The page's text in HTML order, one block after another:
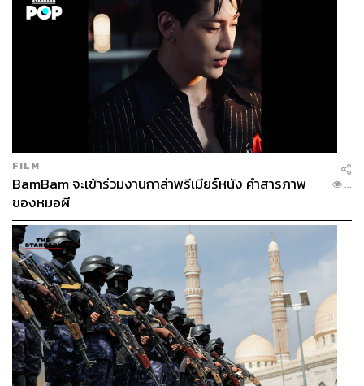
FILM
BamBam จะเข้าร่วมงานกาล่าพรีเมียร์หนัง คำสารภาพ
ของหมอผี
...